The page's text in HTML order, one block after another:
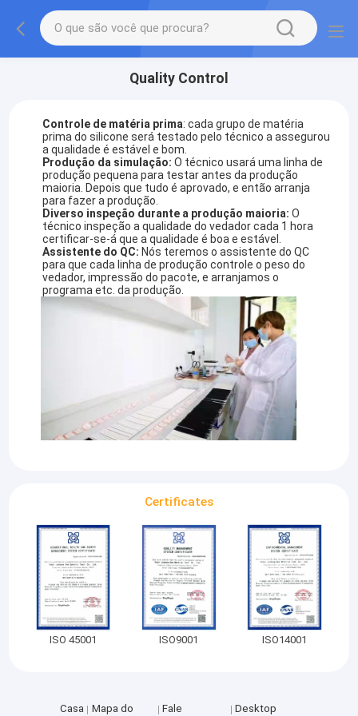
Quality Control
Controle de matéria prima: cada grupo de matéria
prima do silicone será testado pelo técnico a assegurou
a qualidade é estável e bom.
Produção da simulação: O técnico usará uma linha de
produção pequena para testar antes da produção
maioria. Depois que tudo é aprovado, e então arranja
para fazer a produção.
Diverso inspeção durante a produção maioria: O
técnico inspeção a qualidade do vedador cada 1 hora
certificar-se-á que a qualidade é boa e estável.
Assistente do QC: Nós teremos o assistente do QC
para que cada linha de produção controle o peso do
vedador, impressão do pacote, e arranjamos o
programa etc. da produção.
Certificates
ISO 45001 ISO9001 ISO14001
Casa
Mapa do
Fale
Desktop